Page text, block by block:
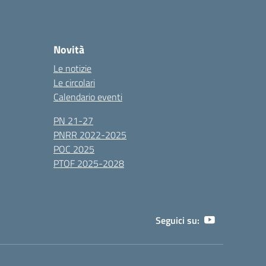
Novità
Le notizie
Le circolari
Calendario eventi
PN 21-27
PNRR 2022-2025
POC 2025
PTOF 2025-2028
Seguici su: